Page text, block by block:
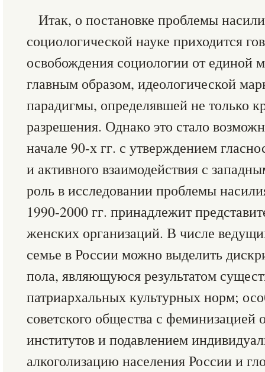
Итак, о постановке проблемы
социологической науке приходится
освобождения социологии от единой
главным образом, идеологической
парадигмы, определявшей не только
разрешения. Однако это стало
начале 90-х гг. с утверждением
и активного взаимодействия с
роль в исследовании проблемы
1990-2000 гг. принадлежит
женских организаций. В числе
семье в России можно выделить
пола, являющуюся результатом
патриархальных культурных норм;
советского общества с
институтов и подавлением
алкоголизацию населения России и